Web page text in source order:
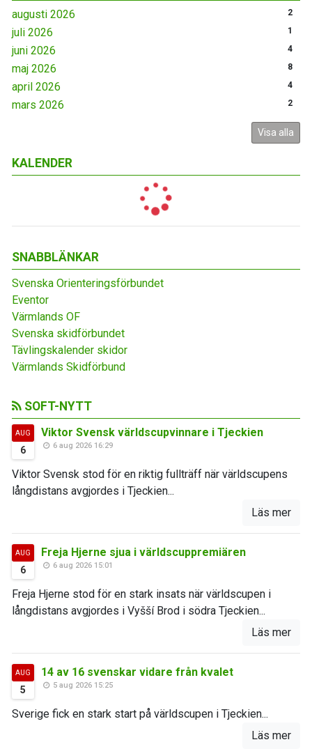
augusti 2026 2
juli 2026 1
juni 2026 4
maj 2026 8
april 2026 4
mars 2026 2
Visa alla
KALENDER
SNABBLÄNKAR
Svenska Orienteringsförbundet
Eventor
Värmlands OF
Svenska skidförbundet
Tävlingskalender skidor
Värmlands Skidförbund
SOFT-NYTT
AUG
6
Viktor Svensk världscupvinnare i Tjeckien
6 aug 2026 16:29
Viktor Svensk stod för en riktig fullträff när världscupens
långdistans avgjordes i Tjeckien...
Läs mer
AUG
6
Freja Hjerne sjua i världscuppremiären
6 aug 2026 15:01
Freja Hjerne stod för en stark insats när världscupen i
långdistans avgjordes i Vyšší Brod i södra Tjeckien...
Läs mer
AUG
5
14 av 16 svenskar vidare från kvalet
5 aug 2026 15:25
Sverige fick en stark start på världscupen i Tjeckien...
Läs mer